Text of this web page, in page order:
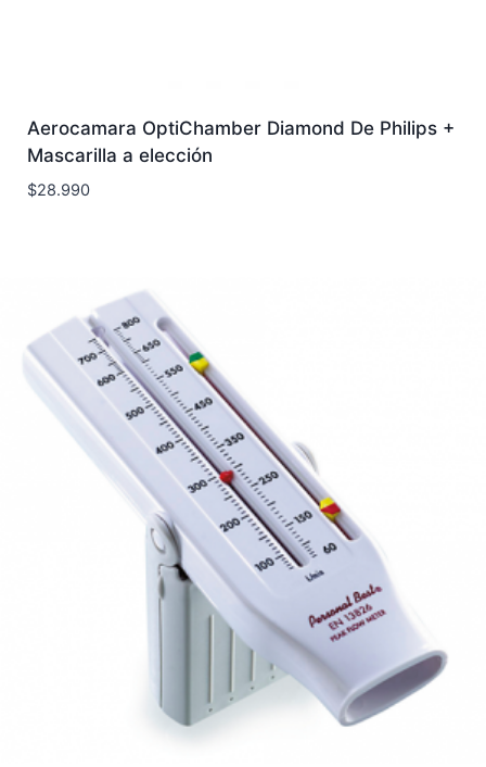
Aerocamara OptiChamber Diamond De Philips +
Mascarilla a elección
$28.990